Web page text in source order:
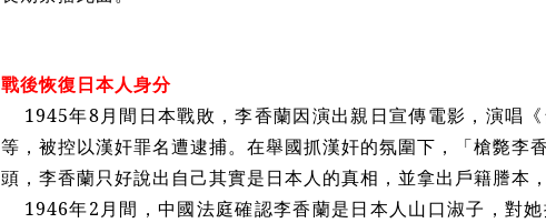
戰後恢復日本人身分
1945年8月間日本戰敗，李香蘭因演出親日宣傳電影，演唱《
等，被控以漢奸罪名遭逮捕。在舉國抓漢奸的氛圍下，「槍斃李
頭，李香蘭只好說出自己其實是日本人的真相，並拿出戶籍謄本
1946年2月間，中國法庭確認李香蘭是日本人山口淑子，對